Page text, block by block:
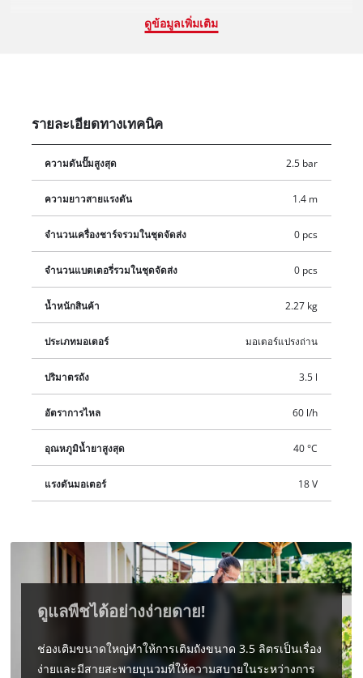
วัชพืชได้ เครื่องพ่นยาปั๊มอัตโนมัติที่ 2.5 บาร์ และจ่ายได้สูงสุด 1 ลิตร
ต่อนาที - ไม่จำเป็นต้องเพิ่มแรงดันด้วยตนเองพร้อมสเกลในถังใสขนาด
ล็อคได้,สายสะพายบุนวมช่วยลดความเครียดจากงาน,ฝาครอบ
แบตเตอรี่ช่วยป้องกันน้ำกระเซ็น โดยแบตเตอรี่และเครื่องชาร์จมี
จำหน่ายแยกต่างหาก
ดูข้อมูลเพิ่มเติม
รายละเอียดทางเทคนิค
ความดันปั๊มสูงสุด 2.5 bar
ความยาวสายแรงดัน 1.4 m
จำนวนเครื่องชาร์จรวมในชุดจัดส่ง 0 pcs
จำนวนแบตเตอรี่รวมในชุดจัดส่ง 0 pcs
น้ำหนักสินค้า 2.27 kg
ประเภทมอเตอร์ มอเตอร์แปรงถ่าน
ปริมาตรถัง 3.5 l
อัตราการไหล 60 l/h
อุณหภูมิน้ำยาสูงสุด 40 °C
แรงดันมอเตอร์ 18 V
ดูแลพืชได้อย่างง่ายดาย!
ช่องเติมขนาดใหญ่ทำให้การเติมถังขนาด 3.5 ลิตรเป็นเรื่อง
ง่ายและมีสายสะพายบุนวมที่ให้ความสบายในระหว่างการ